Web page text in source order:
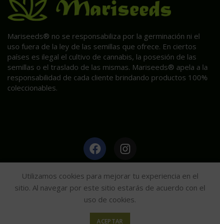
Mariseeds® no se responsabiliza por la germinación ni el
uso fuera de la ley de las semillas que ofrece. En ciertos
países es ilegal el cultivo de cannabis, la posesión de las
semillas o el traslado de las mismas. Mariseeds® apela a la
responsabilidad de cada cliente brindando productos 100%
coleccionables.
HAGA CLIC AQUÍ PARA INFORMACIÓN POST VENTA.
Utilizamos cookies para mejorar tu experiencia en el
sitio. Al navegar por este sitio estarás de acuerdo con el
uso de cookies.
ACEPTAR